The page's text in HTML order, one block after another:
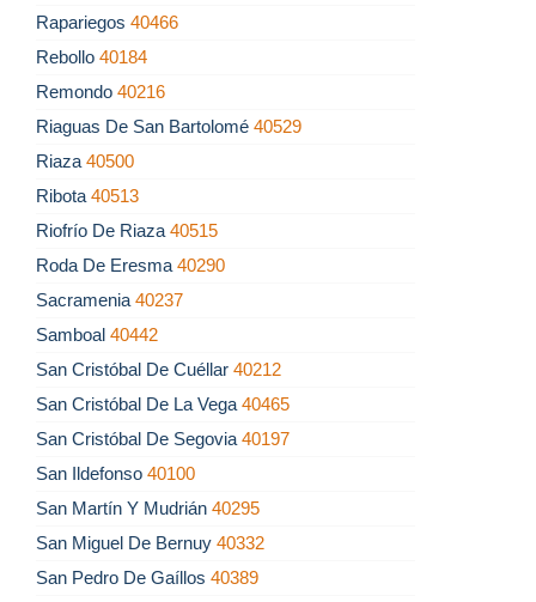
Rapariegos 40466
Rebollo 40184
Remondo 40216
Riaguas De San Bartolomé 40529
Riaza 40500
Ribota 40513
Riofrío De Riaza 40515
Roda De Eresma 40290
Sacramenia 40237
Samboal 40442
San Cristóbal De Cuéllar 40212
San Cristóbal De La Vega 40465
San Cristóbal De Segovia 40197
San Ildefonso 40100
San Martín Y Mudrián 40295
San Miguel De Bernuy 40332
San Pedro De Gaíllos 40389